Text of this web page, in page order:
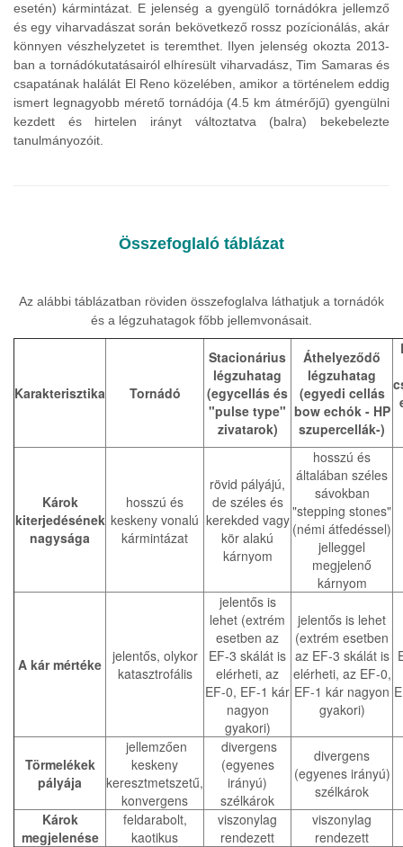
esetén) kármintázat. E jelenség a gyengülő tornádókra jellemző
és egy viharvadászat során bekövetkező rossz pozícionálás, akár
könnyen vészhelyzetet is teremthet. Ilyen jelenség okozta 2013-
ban a tornádókutatásairól elhíresült viharvadász, Tim Samaras és
csapatának halálát El Reno közelében, amikor a történelem eddig
ismert legnagyobb mérető tornádója (4.5 km átmérőjű) gyengülni
kezdett és hirtelen irányt változtatva (balra) bekebelezte
tanulmányozóit.
Összefoglaló táblázat
Az alábbi táblázatban röviden összefoglalva láthatjuk a tornádók
és a légzuhatagok főbb jellemvonásait.
Karakterisztika Tornádó
Stacionárius
légzuhatag
(egycellás és
"pulse type"
zivatarok)
Áthelyeződő
légzuhatag
(egyedi cellás
bow echók - HP
szupercellák-)
Károk
kiterjedésének
nagysága
hosszú és
keskeny vonalú
kármintázat
rövid pályájú,
de széles és
kerekded vagy
kör alakú
kárnyom
hosszú és
általában széles
sávokban
"stepping stones"
(némi átfedéssel)
jelleggel
megjelenő
kárnyom
A kár mértéke jelentős, olykor
katasztrofális
jelentős is
lehet (extrém
esetben az
EF-3 skálát is
elérheti, az
EF-0, EF-1 kár
nagyon
gyakori)
jelentős is lehet
(extrém esetben
az EF-3 skálát is
elérheti, az EF-0,
EF-1 kár nagyon
gyakori)
Törmelékek
pályája
jellemzően
keskeny
keresztmetszetű,
konvergens
divergens
(egyenes
irányú)
szélkárok
divergens
(egyenes irányú)
szélkárok
Károk
megjelenése
feldarabolt,
kaotikus
viszonylag
rendezett
viszonylag
rendezett